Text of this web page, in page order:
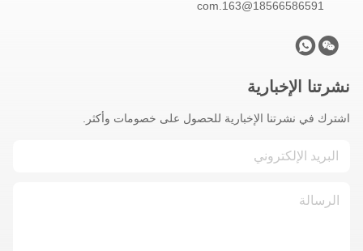
18566586591@163.com
نشرتنا الإخبارية
اشترك في نشرتنا الإخبارية للحصول على خصومات وأكثر.